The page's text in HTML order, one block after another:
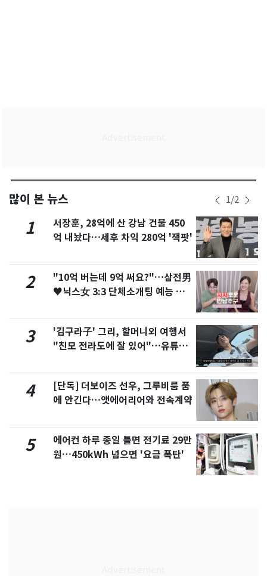
많이 본 뉴스 1/2
1
서장훈, 28억에 산 강남 건물 450
억 내놨다…세후 차익 280억 '잭팟'
2
"10억 버는데 9억 써요?"…삼전男
♥닉스女 3:3 단체소개팅 예능 화
3
'김구라子' 그리, 할머니외 여행서
"친모 전라도에 잘 있어"…유튜브
4
[단독] 더보이즈 선우, 그루비룸 품
에 안긴다…앳에어리어와 전속계약
5
에어컨 하루 종일 틀면 전기료 29만
원…450kWh 넘으면 '요금 폭탄'